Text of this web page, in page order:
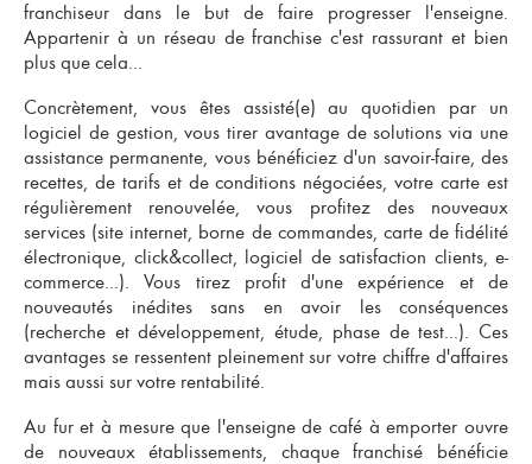
franchiseur dans le but de faire progresser l'enseigne.
Appartenir à un réseau de franchise c'est rassurant et bien
plus que cela...
Concrètement, vous êtes assisté(e) au quotidien par un
logiciel de gestion, vous tirer avantage de solutions via une
assistance permanente, vous bénéficiez d'un savoir-faire, des
recettes, de tarifs et de conditions négociées, votre carte est
régulièrement renouvelée, vous profitez des nouveaux
services (site internet, borne de commandes, carte de fidélité
électronique, click&collect, logiciel de satisfaction clients, e-
commerce...). Vous tirez profit d'une expérience et de
nouveautés inédites sans en avoir les conséquences
(recherche et développement, étude, phase de test...). Ces
avantages se ressentent pleinement sur votre chiffre d'affaires
mais aussi sur votre rentabilité.
Au fur et à mesure que l'enseigne de café à emporter ouvre
de nouveaux établissements, chaque franchisé bénéficie